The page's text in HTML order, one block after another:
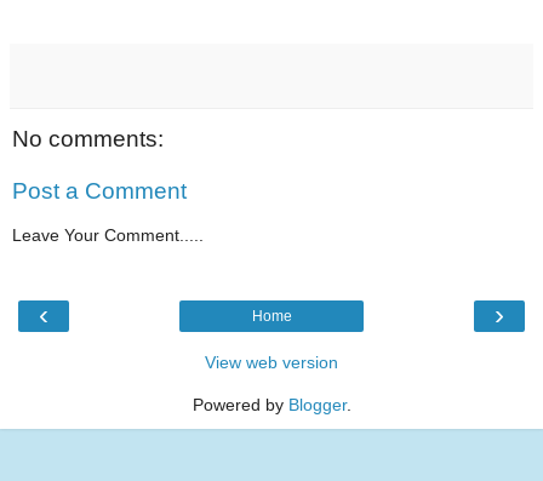
No comments:
Post a Comment
Leave Your Comment.....
‹ ›
Home
View web version
Powered by Blogger.